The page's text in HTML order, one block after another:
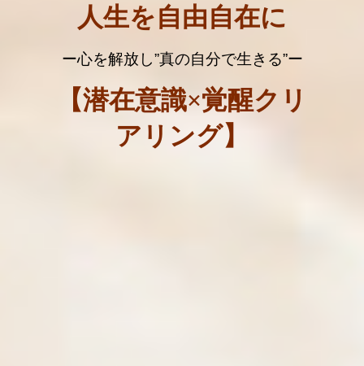
人生を自由自在に
ー心を解放し”真の自分で生きる”ー
【潜在意識×覚醒クリ
アリング】